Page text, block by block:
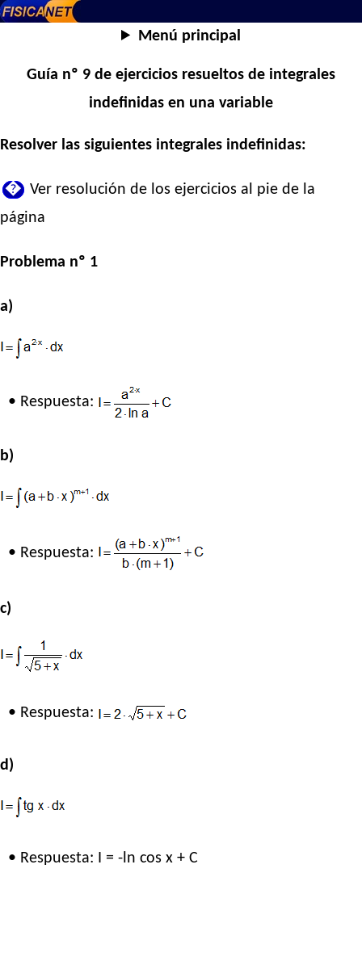
Menú principal
Guía nº 9 de ejercicios resueltos de integrales
indefinidas en una variable
Resolver las siguientes integrales indefinidas:
� Ver resolución de los ejercicios al pie de la
página
Problema nº 1
a)
• Respuesta:
b)
• Respuesta:
c)
• Respuesta:
d)
• Respuesta: I = -ln cos x + C